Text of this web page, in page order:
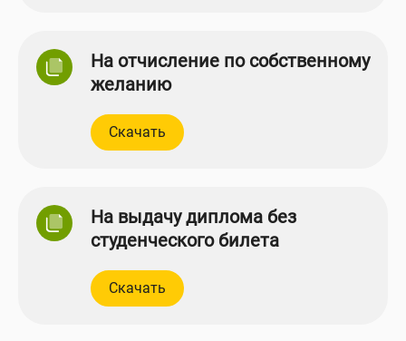
На отчисление по собственному
желанию
Скачать
На выдачу диплома без
студенческого билета
Скачать